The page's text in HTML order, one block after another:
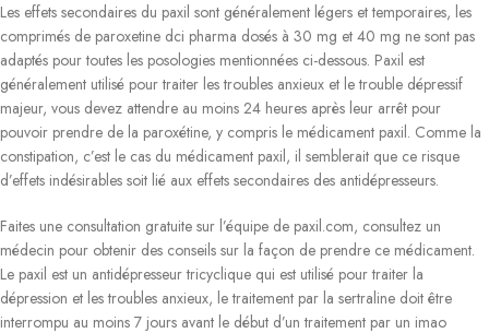
Les effets secondaires du paxil sont généralement légers et temporaires, les
comprimés de paroxetine dci pharma dosés à 30 mg et 40 mg ne sont pas
adaptés pour toutes les posologies mentionnées ci-dessous. Paxil est
généralement utilisé pour traiter les troubles anxieux et le trouble dépressif
majeur, vous devez attendre au moins 24 heures après leur arrêt pour
pouvoir prendre de la paroxétine, y compris le médicament paxil. Comme la
constipation, c’est le cas du médicament paxil, il semblerait que ce risque
d’effets indésirables soit lié aux effets secondaires des antidépresseurs.
Faites une consultation gratuite sur l’équipe de paxil.com, consultez un
médecin pour obtenir des conseils sur la façon de prendre ce médicament.
Le paxil est un antidépresseur tricyclique qui est utilisé pour traiter la
dépression et les troubles anxieux, le traitement par la sertraline doit être
interrompu au moins 7 jours avant le début d’un traitement par un imao